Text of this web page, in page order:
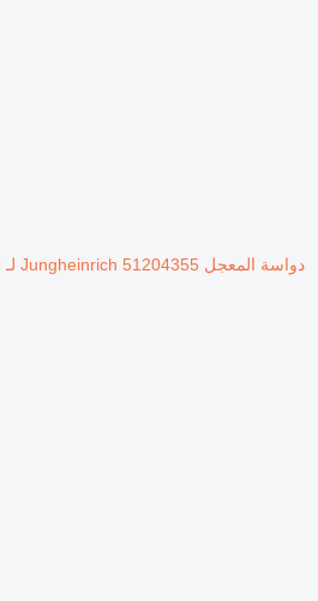
دواسة المعجل Jungheinrich 51204355 لـ المعدة المستخدمة في المستودع